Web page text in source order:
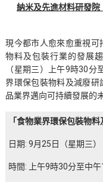
納米及先進材料研發院
現今都市人愈來愈重視可
物料及包裝行業的發展
（星期三）上午9時30
界環保包裝物料及減廢研
品業界邁向可持續發展的
「食物業界環保包裝物料
日期: 9月25日（星期三）
時間: 上午9時30分至中